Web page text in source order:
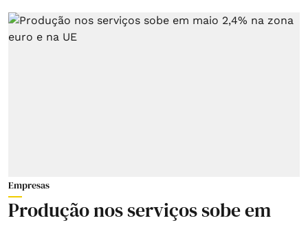
Empresas
Produção nos serviços sobe em